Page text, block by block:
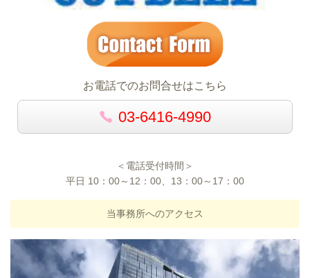
お電話でのお問合せはこちら
03-6416-4990
＜電話受付時間＞
平日 10 ： 00～12 ： 00 13 ： 00～17 ： 00
当事務所へのアクセス